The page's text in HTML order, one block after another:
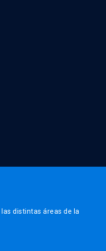
distintas áreas de la